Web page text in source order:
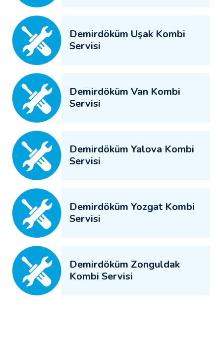
Demirdöküm Uşak Kombi
Servisi
Demirdöküm Van Kombi
Servisi
Demirdöküm Yalova Kombi
Servisi
Demirdöküm Yozgat Kombi
Servisi
Demirdöküm Zonguldak
Kombi Servisi